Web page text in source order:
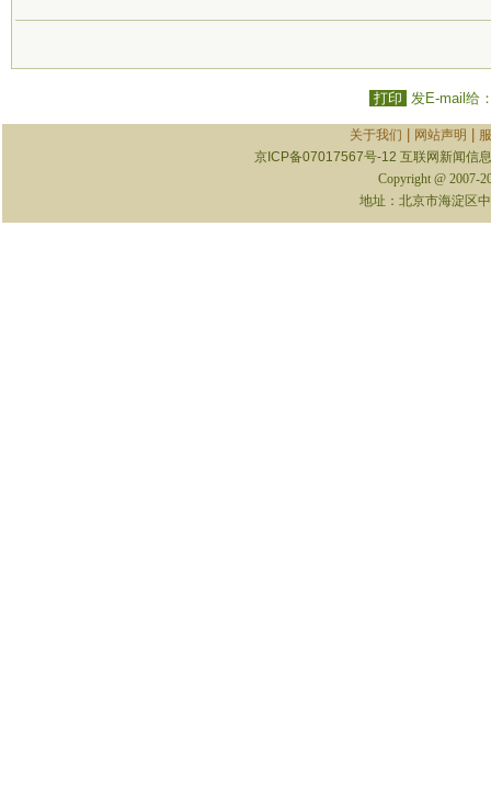
打印 发E-mail给
关于我们 网站声明
京ICP备07017567号-12 互联网新闻信
Copyright @ 2007-
地址：北京市海淀区